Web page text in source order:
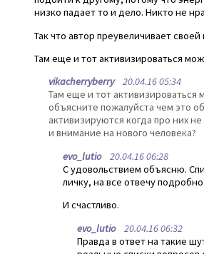
низко падает то и дело. Никто не
Так что автор преувеличивает
Там еще и тот активизироваться
vikacherryberry20.04.16 05:34
Там еще и тот активизироваться
объясните пожалуйста чем это
активизируются когда про них
и внимание на нового человека?
evo_lutio20.04.16 06:28
С удовольствием объясню.
личку, на все отвечу подробно.
И счастливо.
evo_lutio20.04.16 06:32
Правда в ответ на такие